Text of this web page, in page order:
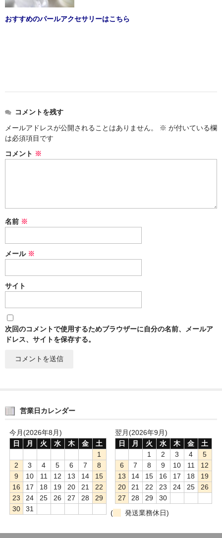
おすすめのパールアクセサリーはこちら
コメントを残す
メールアドレスが公開されることはありません。
※ が付いている欄
は必須項目です
コメント ※
名前 ※
メール ※
サイト
次回のコメントで使用するためブラウザーに自分の名前、メールア
ドレス、サイトを保存する。
営業日カレンダー
今月(2026年8月)
日
月 火 水 木 金
土
1
2
3 4 5 6 7
8
9
10 11 12 13 14
15
16
17 18 19 20 21
22
23
24 25 26 27 28
29
30
31
翌月(2026年9月)
日
月 火 水 木 金
土
1
2 3 4
5
6
7 8 9 10 11
12
13
14 15 16 17 18
19
20
21 22 23 24 25
26
27
28 29
30
(
発送業務休日)